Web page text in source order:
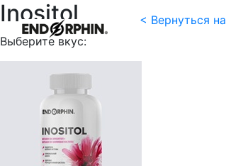
< Вернуться
Inositol
Выберите вкус: